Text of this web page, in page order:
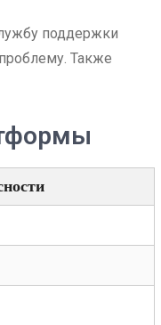
поддержки
Также